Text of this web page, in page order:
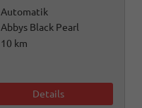
Automatik
Abbys Black Pearl
10 km
Details